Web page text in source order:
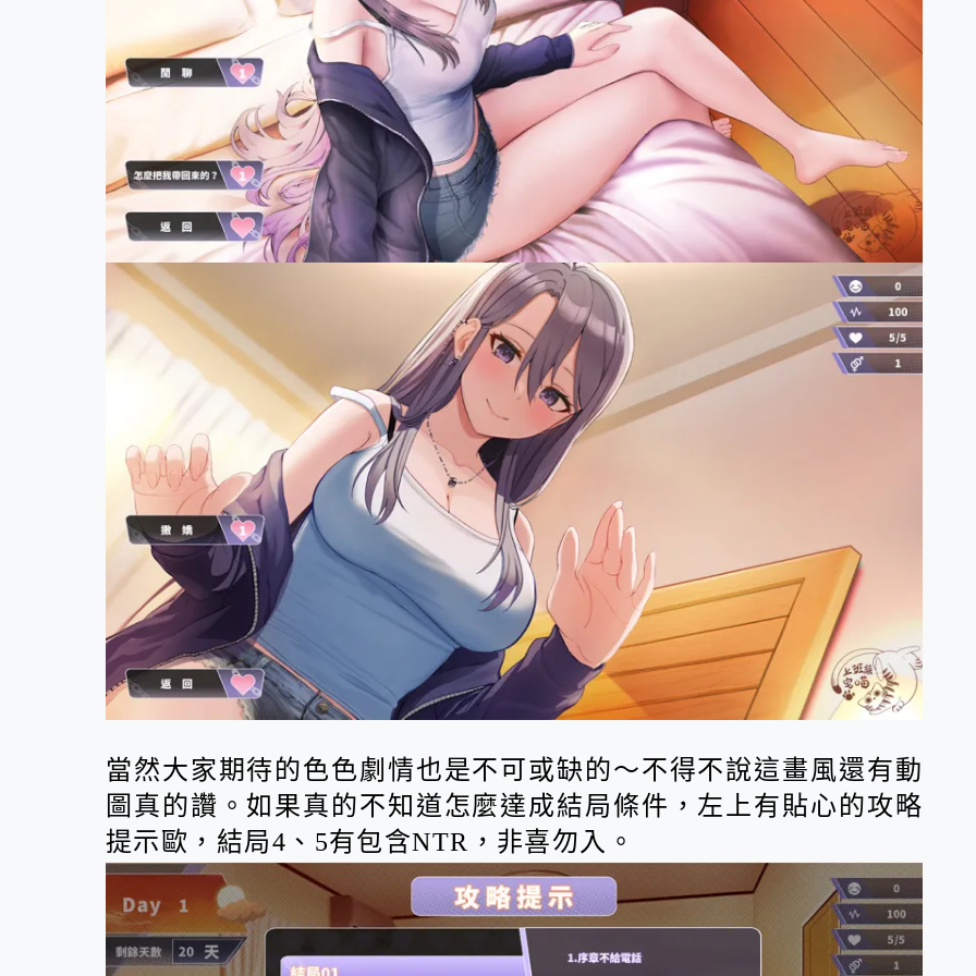
當然大家期待的色色劇情也是不可或缺的～不得不說這畫風還有動
圖真的讚。如果真的不知道怎麼達成結局條件，左上有貼心的攻略
提示歐，結局4、5有包含NTR，非喜勿入。